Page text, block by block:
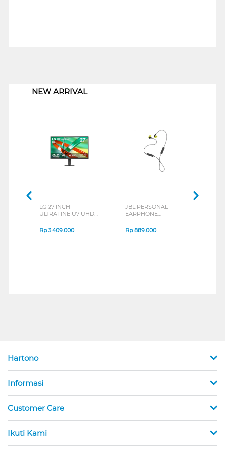
NEW ARRIVAL
LG 27 INCH
ULTRAFINE U7 UHD
B_G3
Rp3.409.000
JBL PERSONAL
EARPHONE
SERIES
Rp889.000
Hartono
Informasi
Customer Care
Ikuti Kami